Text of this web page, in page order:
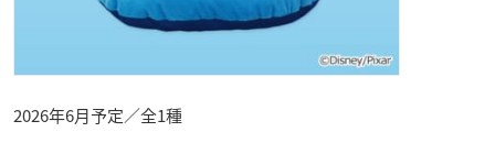
2026年6月予定／全1種